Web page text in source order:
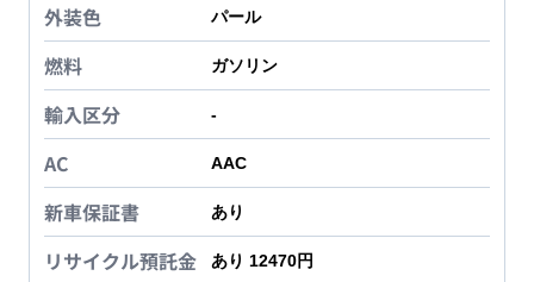
外装色 パール
燃料 ガソリン
輸入区分 -
AC AAC
新車保証書 あり
リサイクル預託金 あり 12470円